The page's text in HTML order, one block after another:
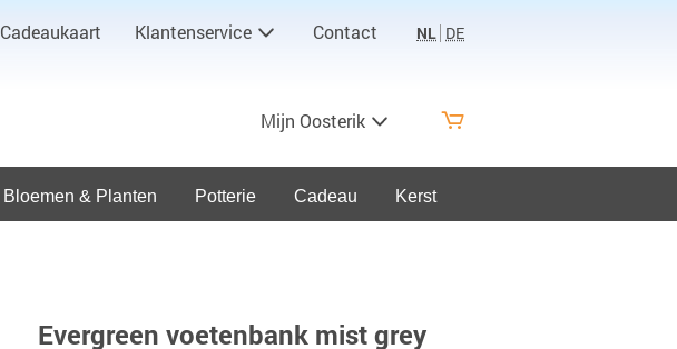
Cadeaukaart Klantenservice Contact NL DE
Mijn Oosterik
Bloemen & Planten Potterie Cadeau Kerst
Evergreen voetenbank mist grey